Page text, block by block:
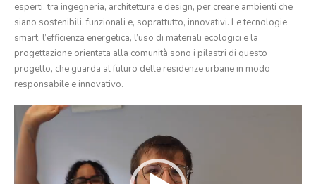
esperti, tra ingegneria, architettura e design, per creare ambienti che
siano sostenibili, funzionali e, soprattutto, innovativi. Le tecnologie
smart, l’efficienza energetica, l’uso di materiali ecologici e la
progettazione orientata alla comunità sono i pilastri di questo
progetto, che guarda al futuro delle residenze urbane in modo
responsabile e innovativo.
Video
Player